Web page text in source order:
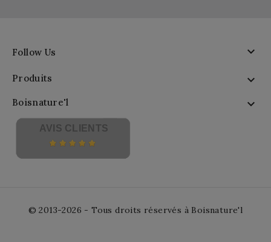
Follow Us 
Produits 
Boisnature'l 
AVIS CLIENTS
© 2013-2026 - Tous droits réservés à Boisnature'l